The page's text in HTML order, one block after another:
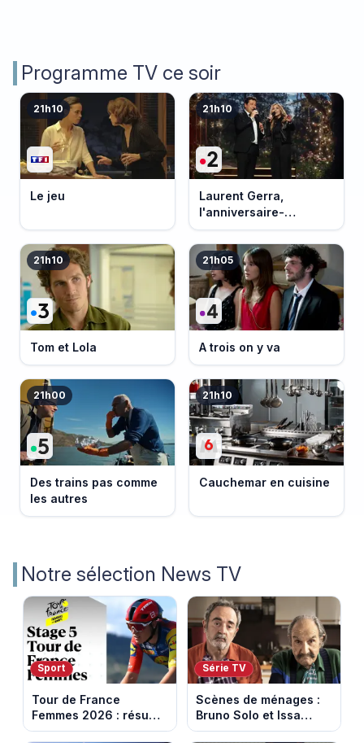
Programme TV ce soir
21h10
Le jeu
21h10
Laurent Gerra,
l'anniversaire-
événement
21h10
Tom et Lola
21h05
A trois on y va
21h00
Des trains pas comme
les autres
21h10
Cauchemar en cuisine
Notre sélection News TV
Sport
Tour de France
Femmes 2026 : résumé
vidéo de la 5e étape
Série TV
Scènes de ménages :
Bruno Solo et Issa
Doumbia rejoignent la